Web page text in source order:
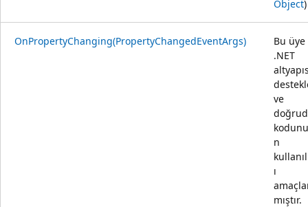
Object)
OnPropertyChanging(PropertyChangedEventArgs)
Bu üye
.NET
ve
n
ı
mıştır.